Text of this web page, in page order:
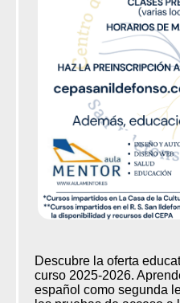
Descubre la oferta
curso 2025-2026.
español como segunda